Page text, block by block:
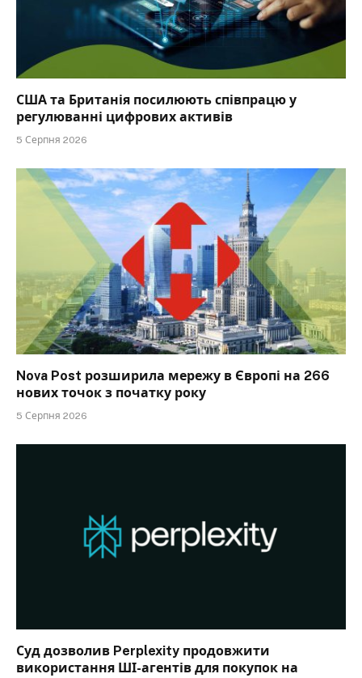
США та Британія посилюють співпрацю у
регулюванні цифрових активів
5 Серпня 2026
Nova Post розширила мережу в Європі на 266
нових точок з початку року
5 Серпня 2026
Суд дозволив Perplexity продовжити
використання ШІ-агентів для покупок на